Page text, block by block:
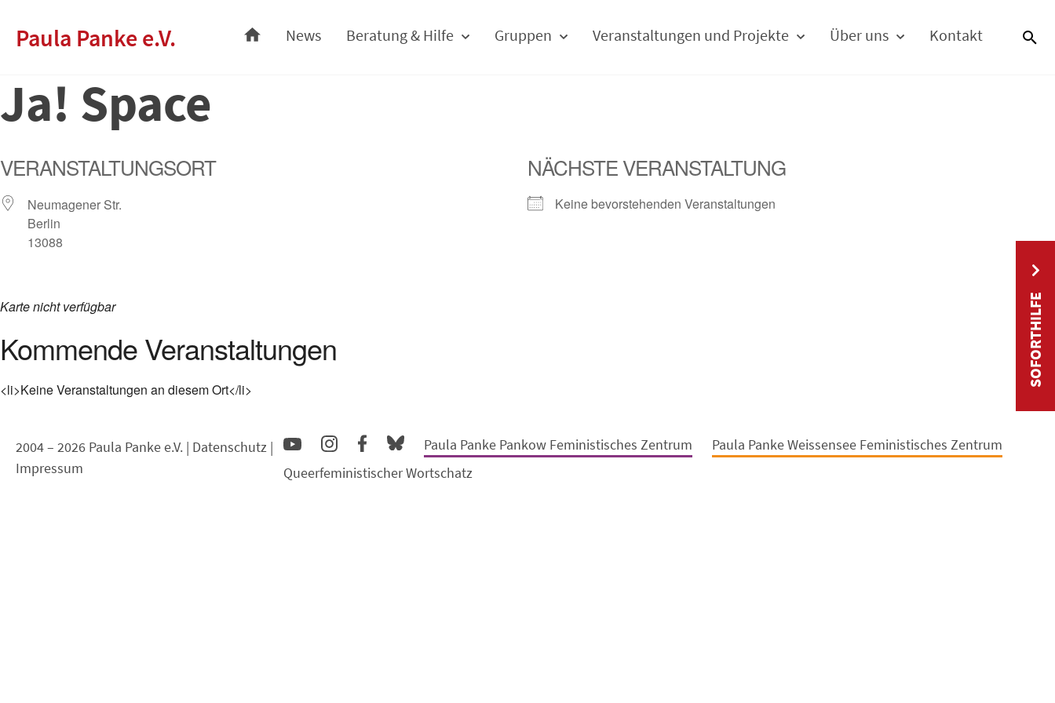
Paula Panke e.V. News Beratung & Hilfe Gruppen Veranstaltungen und Projekte Über uns Kontakt
Ja! Space
VERANSTALTUNGSORT
Neumagener Str.
Berlin
13088
NÄCHSTE VERANSTALTUNG
Keine bevorstehenden Veranstaltungen
Karte nicht verfügbar
Kommende Veranstaltungen
<li>Keine Veranstaltungen an diesem Ort</li>
2004 – 2026 Paula Panke e.V. | Datenschutz |
Impressum
Paula Panke Pankow Feministisches Zentrum
Paula Panke Weissensee Feministisches Zentrum
Queerfeministischer Wortschatz
SOFORTHILFE